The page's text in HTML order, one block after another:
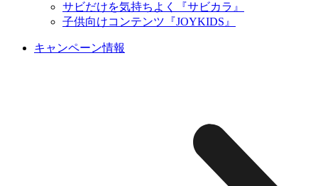
サビだけを気持ちよく『サビカラ』
子供向けコンテンツ『JOYKIDS』
キャンペーン情報